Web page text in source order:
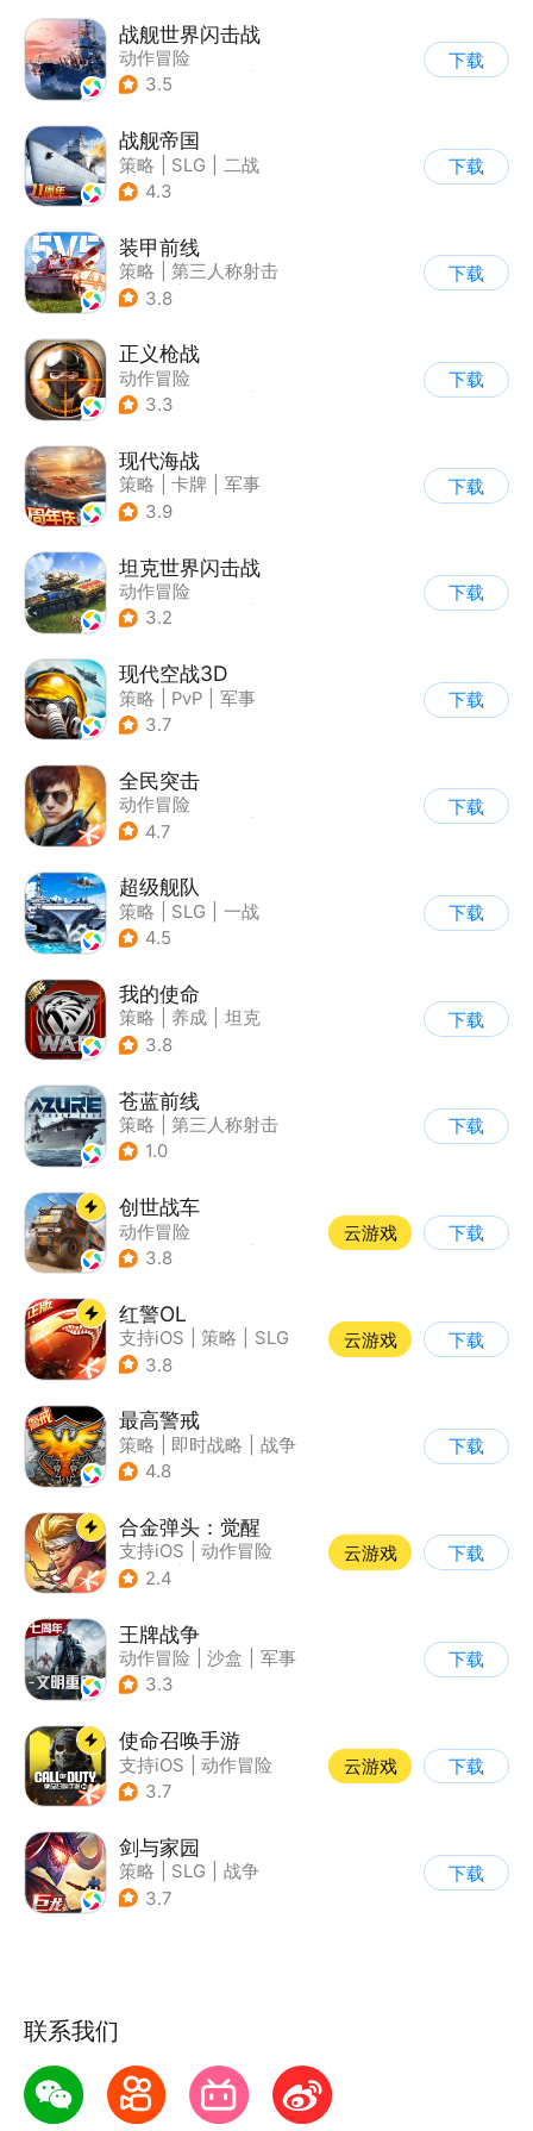
战舰世界闪击战
动作冒险
| 第三人称射击
3.5
下载
战舰帝国
策略 SLG
二战
| 写实
4.3
下载
装甲前线
策略
第三人称射击
| 坦克
3.8
下载
正义枪战
动作冒险
| 第一人称射击
3.3
下载
现代海战
策略 卡牌
军事
| 战术竞技
3.9
下载
坦克世界闪击战
动作冒险
| 第三人称射击
3.2
下载
现代空战3D
策略 PvP
军事
| 战术竞技
3.7
下载
全民突击
动作冒险
| 第三人称射击
4.7
下载
超级舰队
策略 SLG
一战
| 写实
4.5
下载
我的使命
策略 养成
坦克
| 紧急救援
3.8
下载
苍蓝前线
策略
第三人称射击
| 军事
1.0
下载
创世战车
动作冒险
| 第三人称射击
3.8
云游戏 下载
红警OL
支持iOS 策略
SLG
| 二战
3.8
云游戏 下载
最高警戒
策略 即时战略
战争
| 红警
4.8
下载
合金弹头：觉醒
支持iOS
动作冒险
| 射击
2.4
云游戏 下载
王牌战争
动作冒险 沙盒
军事
| 开放世界
3.3
下载
使命召唤手游
支持iOS
动作冒险
| 第一人称射击
3.7
云游戏 下载
剑与家园
策略 SLG
战争
| 欧美风
3.7
下载
联系我们